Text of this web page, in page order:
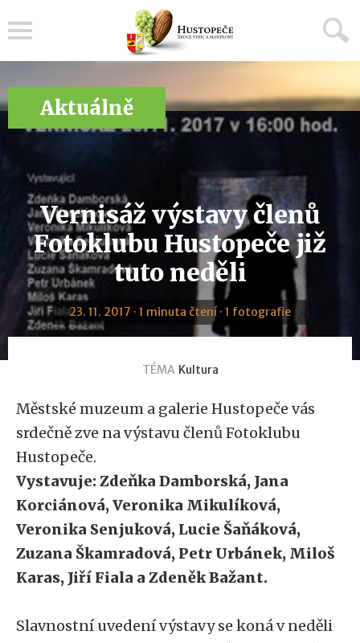
Aktuálně
Vernisáž výstavy členů
Fotoklubu Hustopeče již
tuto neděli
23. 11. 2017 · 1 minuta čtení · 1 fotografie
TÉMA Kultura
Městské muzeum a galerie Hustopeče vás
srdečně zve na výstavu členů Fotoklubu
Hustopeče.
Vystavuje: Zdeňka Damborská, Jana
Korciánová, Veronika Mikulíková,
Veronika Senjuková, Lucie Šaňáková,
Zuzana Škamradová, Petr Urbánek, Miloš
Karas, Jiří Fiala a Zdeněk Bažant.
Slavnostní uvedení výstavy se koná v neděli